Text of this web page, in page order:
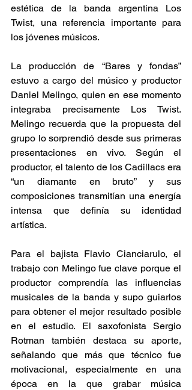
estética de la banda argentina Los
Twist, una referencia importante para
los jóvenes músicos.
La producción de “Bares y fondas”
estuvo a cargo del músico y productor
Daniel Melingo, quien en ese momento
integraba precisamente Los Twist.
Melingo recuerda que la propuesta del
grupo lo sorprendió desde sus primeras
presentaciones en vivo. Según el
productor, el talento de los Cadillacs era
“un diamante en bruto” y sus
composiciones transmitían una energía
intensa que definía su identidad
artística.
Para el bajista Flavio Cianciarulo, el
trabajo con Melingo fue clave porque el
productor comprendía las influencias
musicales de la banda y supo guiarlos
para obtener el mejor resultado posible
en el estudio. El saxofonista Sergio
Rotman también destaca su aporte,
señalando que más que técnico fue
motivacional, especialmente en una
época en la que grabar música